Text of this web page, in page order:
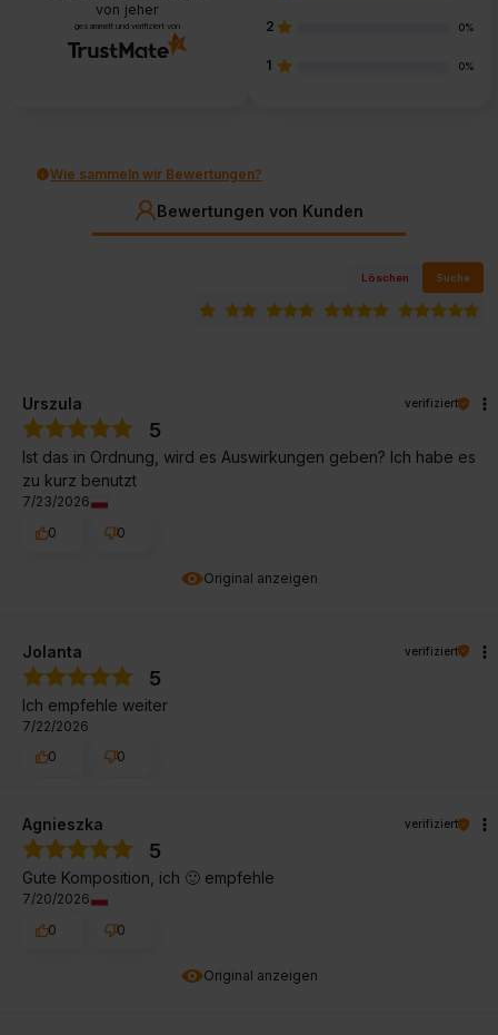
von jeher
gesammelt und verifiziert von 2 0%
1 0%
Wie sammeln wir Bewertungen?
Bewertungen von Kunden
Löschen Suche
Original anzeigen
Urszula verifiziert
5
Ist das in Ordnung, wird es Auswirkungen geben? Ich habe es
zu kurz benutzt
7/23/2026
0
0
Jolanta verifiziert
5
Ich empfehle weiter
7/22/2026
0
0
Original anzeigen
Agnieszka verifiziert
5
Gute Komposition, ich 🙂 empfehle
7/20/2026
0
0